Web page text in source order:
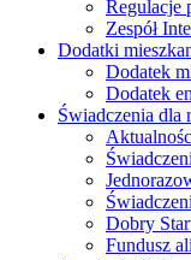
Regulacje
Zespół
Dodatki
Dodatek
Dodatek
Świadczenia dla
Dobry
Fundusz